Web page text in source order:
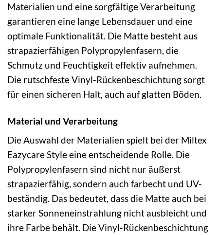
Materialien und eine sorgfältige Verarbeitung
garantieren eine lange Lebensdauer und eine
optimale Funktionalität. Die Matte besteht aus
strapazierfähigen Polypropylenfasern, die
Schmutz und Feuchtigkeit effektiv aufnehmen.
Die rutschfeste Vinyl-Rückenbeschichtung sorgt
für einen sicheren Halt, auch auf glatten Böden.
Material und Verarbeitung
Die Auswahl der Materialien spielt bei der Miltex
Eazycare Style eine entscheidende Rolle. Die
Polypropylenfasern sind nicht nur äußerst
strapazierfähig, sondern auch farbecht und UV-
beständig. Das bedeutet, dass die Matte auch bei
starker Sonneneinstrahlung nicht ausbleicht und
ihre Farbe behält. Die Vinyl-Rückenbeschichtung